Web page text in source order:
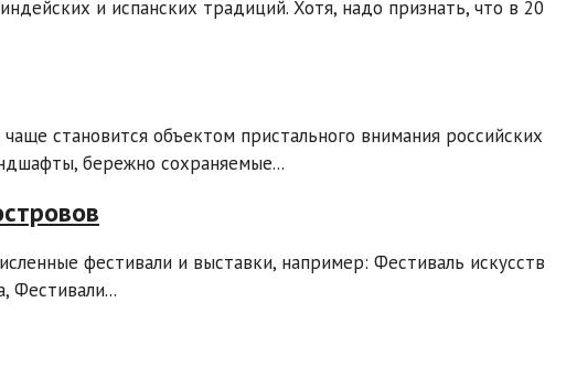
и испанских традиций. Хотя, надо признать, что в 20
становится объектом пристального внимания российских
бережно сохраняемые...
фестивали и выставки, например: Фестиваль искусств
Фестивали...